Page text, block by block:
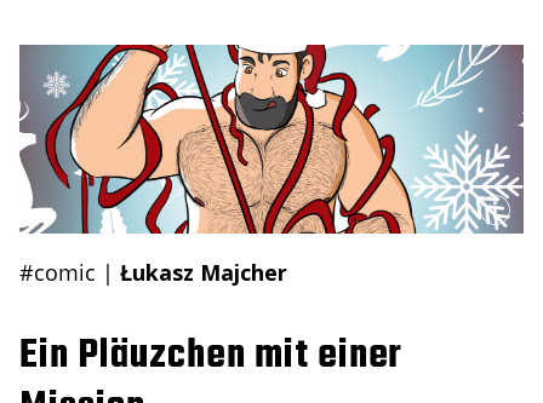
#comic | Łukasz Majcher
Ein Pläuzchen mit einer